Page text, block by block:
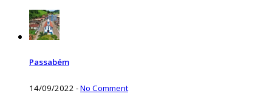
Passabém
14/09/2022 -No Comment